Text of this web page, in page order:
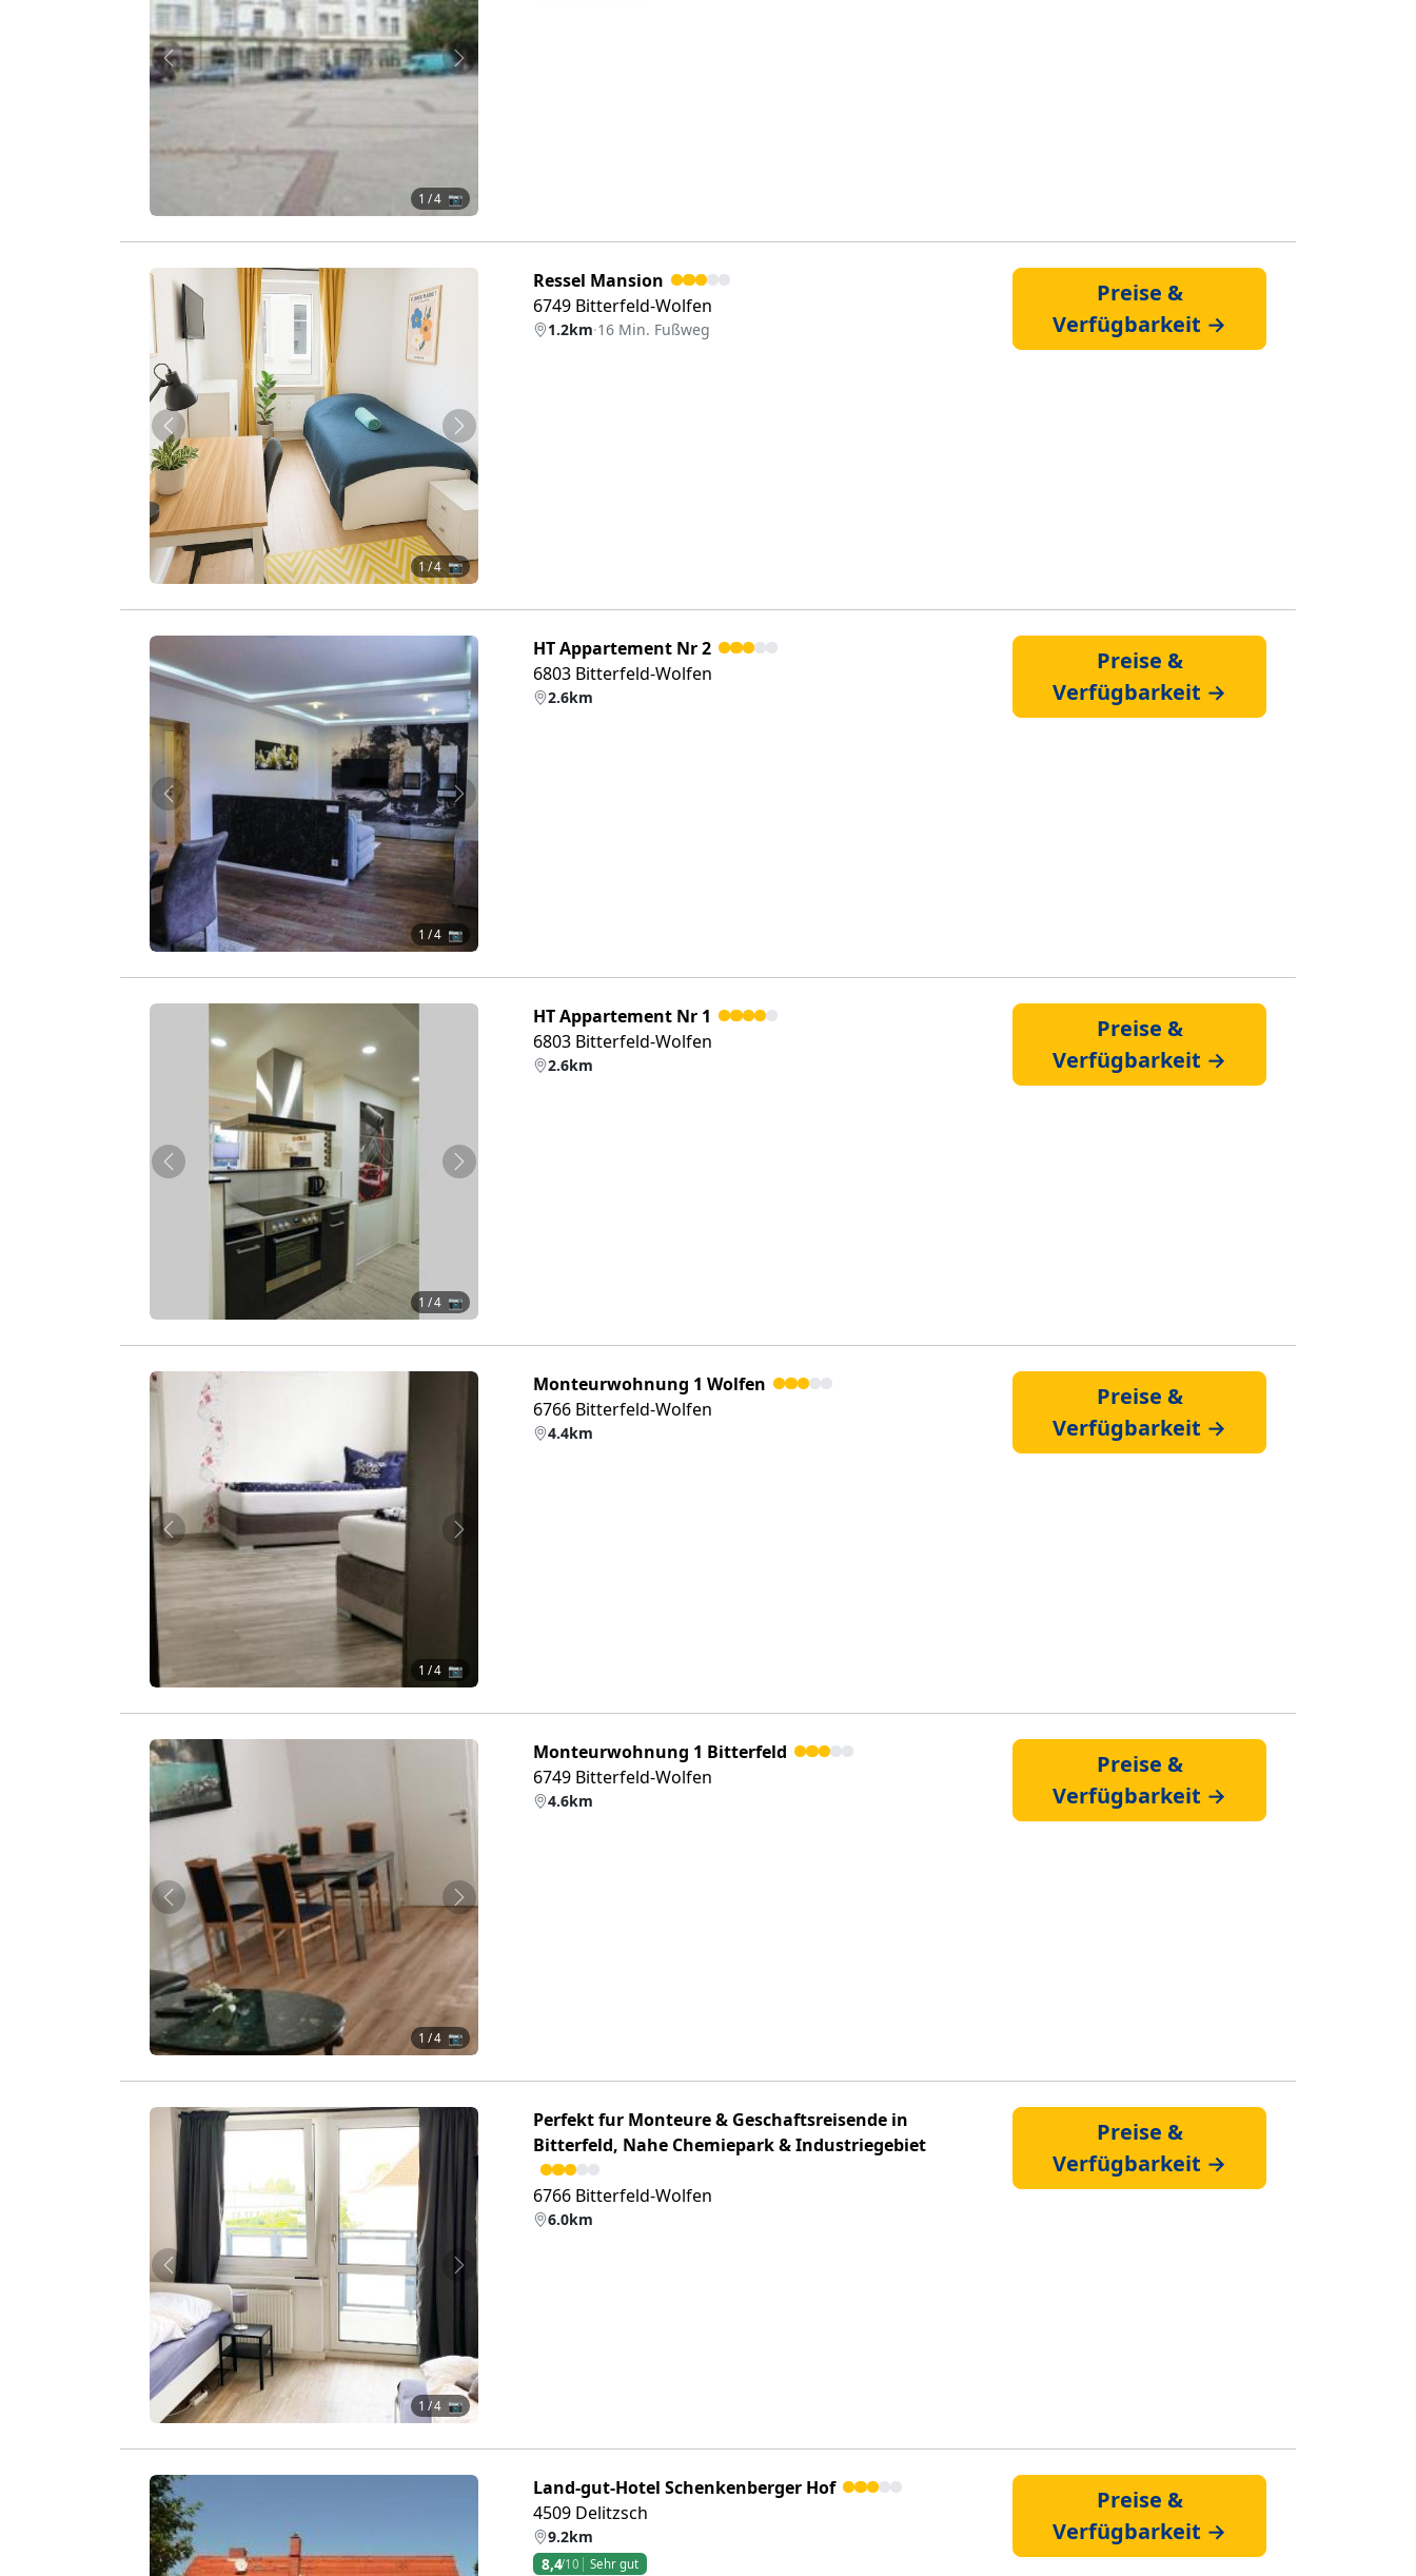
Zurück Weiter
1 / 4 📷
Zurück Weiter
1/ 4 📷
Ressel Mansion
6749 Bitterfeld-Wolfen
1.2km·16 Min. Fußweg
Preise &
Verfügbarkeit →
Zurück Weiter
1 / 4 📷
HT Appartement Nr 2
6803 Bitterfeld-Wolfen
2.6km
Preise &
Verfügbarkeit →
Zurück Weiter
1 / 4 📷
HT Appartement Nr 1
6803 Bitterfeld-Wolfen
2.6km
Preise &
Verfügbarkeit →
Zurück Weiter
1 / 4 📷
Monteurwohnung 1 Wolfen
6766 Bitterfeld-Wolfen
4.4km
Preise &
Verfügbarkeit →
Zurück Weiter
1 / 4 📷
Monteurwohnung 1 Bitterfeld
6749 Bitterfeld-Wolfen
4.6km
Preise &
Verfügbarkeit →
Zurück Weiter
1 / 4 📷
Perfekt fur Monteure & Geschaftsreisende in
Bitterfeld, Nahe Chemiepark & Industriegebiet
6766 Bitterfeld-Wolfen
6.0km
Preise &
Verfügbarkeit →
Land-gut-Hotel Schenkenberger Hof
4509 Delitzsch
9.2km
8,4/10 Sehr gut
Preise &
Verfügbarkeit →